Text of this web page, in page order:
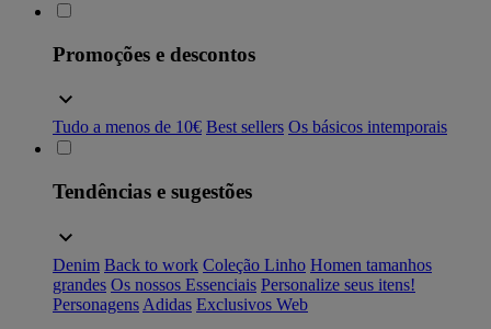
Promoções e descontos
Tudo a menos de 10€ Best sellers Os básicos intemporais
Tendências e sugestões
Denim Back to work Coleção Linho Homen tamanhos
grandes Os nossos Essenciais Personalize seus itens!
Personagens Adidas Exclusivos Web